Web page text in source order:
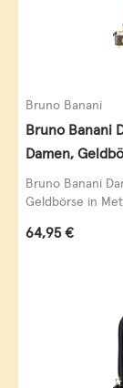
Bruno Banani
Bruno Banani
Damen,
Leder,
Bruno Banani
Geldbörse in
Regulärer
64,95 €